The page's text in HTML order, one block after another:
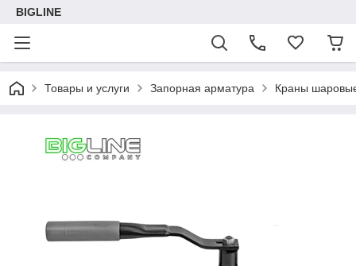
BIGLINE
Товары и услуги Запорная арматура Краны